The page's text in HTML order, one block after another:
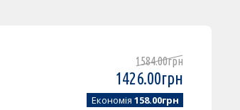
1584.00грн
1426.00грн
Економія 158.00грн